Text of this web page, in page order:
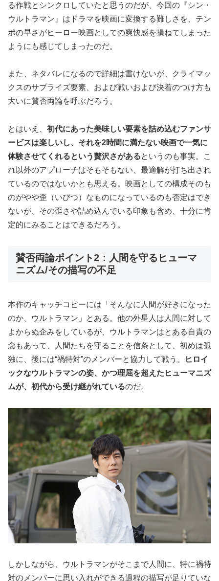
る作戦とシンクロしていたと思うのだが、今回の『シン・
ウルトラマン』はドラマを映画に変換する難しさを、テン
ポの早さがヒーロー映画としての爽快感を損ねてしまった
ようにも感じてしまったのだ。
また、ネタバレになるので詳細は書けないが、クライマッ
クスのサプライズ要素、および戦いおよび決着のつけ方も
大いに賛否両論を呼ぶだろう。
とはいえ、 初代にあった美味しい要素を詰め込むファンサ
ービスは楽しいし、それを2時間に満たない映画で一気に
体験させてくれるという贅沢さがあるというのも事実。こ
れ以外のアプローチはそもそもない、最適解が打ち出され
ているのではないかとも思える。映画としての構成そのも
のがやや歪（いびつ）なものになっているのも否定はでき
ないが、その歪さや詰め込んでいる印象も含め、十分に肯
定的にみることはできるだろう。
賛否両論ポイント2：人間を守るヒューマ
ニズム/その描写の不足
本作のキャッチコピーには「そんなに人間が好きになった
のか、ウルトラマン」とある。他の外星人は人間に対して
よからぬ企みをしているが、ウルトラマンはとある自責の
念もあって、人間たちを守ることを信条として、初めは孤
独に、後には“禍特対”のメンバーと協力して戦う。
ヒロイ
ックなウルトラマンの姿、かつ理屈を超えたヒューマニズ
ムが、初代から受け継がれているのだ。
しかしながら、ウルトラマンがそこまで人間に、特に禍特
対のメンバーに思い入れができる過程の描写が足りていな